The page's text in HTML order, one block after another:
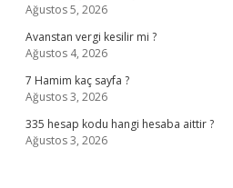
Ağustos 5, 2026
Avanstan vergi kesilir mi ?
Ağustos 4, 2026
7 Hamim kaç sayfa ?
Ağustos 3, 2026
335 hesap kodu hangi hesaba aittir ?
Ağustos 3, 2026